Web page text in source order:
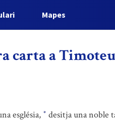
Mapes
carta a
església, * desitja una noble